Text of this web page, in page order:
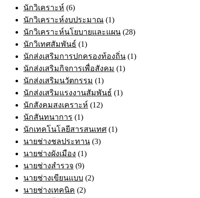
นักวิเคราะห์ (6)
นักวิเคราะห์งบประมาณ (1)
นักวิเคราะห์นโยบายและแผน (28)
นักวิเทศสัมพันธ์ (1)
นักส่งเสริมการปกครองท้องถิ่น (1)
นักส่งเสริมกิจการเพื่อสังคม (1)
นักส่งเสริมนวัตกรรม (1)
นักส่งเสริมแรงงานสัมพันธ์ (1)
นักสังคมสงเคราะห์ (12)
นักสันทนาการ (1)
นักเทคโนโลยีสารสนเทศ (1)
นายช่างชลประทาน (3)
นายช่างผังเมือง (1)
นายช่างสำรวจ (9)
นายช่างเขียนแบบ (2)
นายช่างเทคนิค (2)